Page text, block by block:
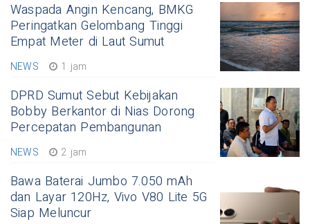
Waspada Angin Kencang, BMKG
Peringatkan Gelombang Tinggi
Empat Meter di Laut Sumut
NEWS 1 jam
DPRD Sumut Sebut Kebijakan
Bobby Berkantor di Nias Dorong
Percepatan Pembangunan
NEWS 2 jam
Bawa Baterai Jumbo 7.050 mAh
dan Layar 120Hz, Vivo V80 Lite 5G
Siap Meluncur